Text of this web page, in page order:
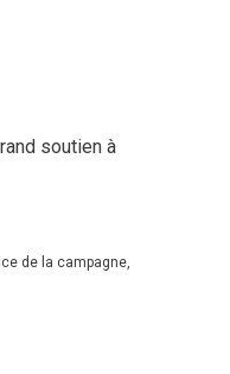
soutien à
de la campagne,